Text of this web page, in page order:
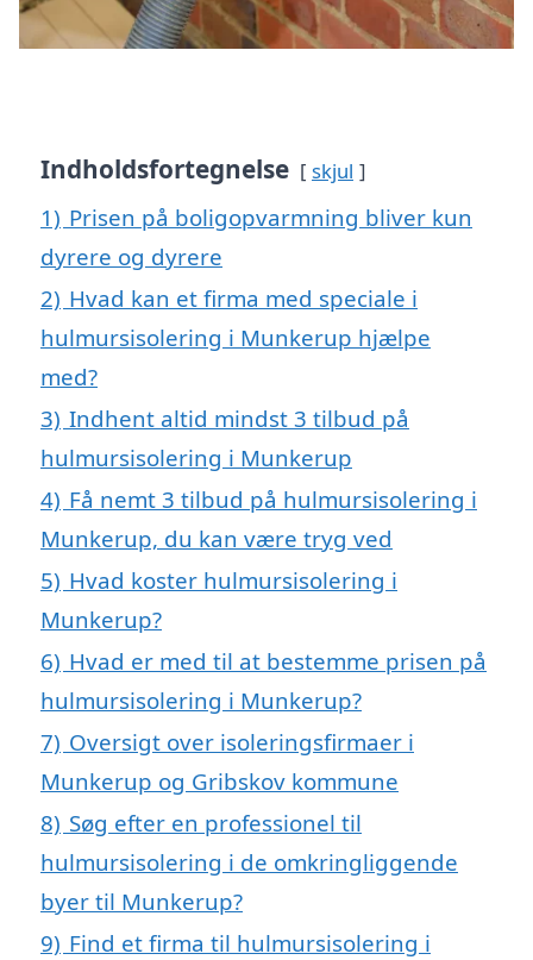
Indholdsfortegnelse skjul
1) Prisen på boligopvarmning bliver kun
dyrere og dyrere
2) Hvad kan et firma med speciale i
hulmursisolering i Munkerup hjælpe
med?
3) Indhent altid mindst 3 tilbud på
hulmursisolering i Munkerup
4) Få nemt 3 tilbud på hulmursisolering i
Munkerup, du kan være tryg ved
5) Hvad koster hulmursisolering i
Munkerup?
6) Hvad er med til at bestemme prisen på
hulmursisolering i Munkerup?
7) Oversigt over isoleringsfirmaer i
Munkerup og Gribskov kommune
8) Søg efter en professionel til
hulmursisolering i de omkringliggende
byer til Munkerup?
9) Find et firma til hulmursisolering i